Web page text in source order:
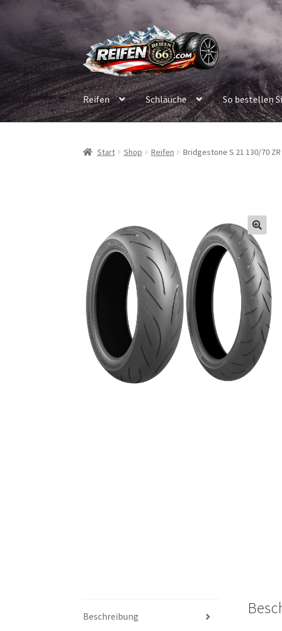
Navigation
springen
Inhalt
springen
Reifen Schläuche So bestellen
Start Shop Reifen Bridgestone S 21 130/70
Beschreibung